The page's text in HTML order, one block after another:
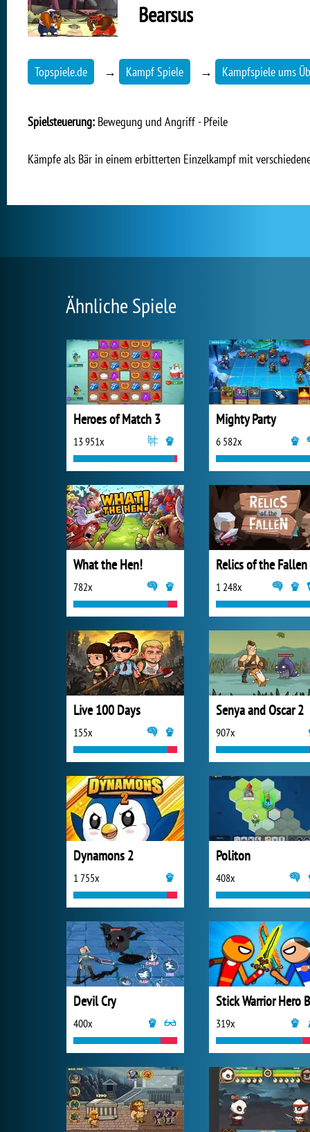
Bearsus
Topspiele.de → Kampf Spiele → Kampfspiele ums
Spielsteuerung: Bewegung und Angriff - Pfeile
Kämpfe als Bär in einem erbitterten Einzelkampf mit
Ähnliche Spiele
Heroes of Match 3
13 951x
Mighty Party
6 582x
What the Hen!
782x
Relics of the Fallen
1 248x
Live 100 Days
155x
Senya and Oscar 2
907x
Dynamons 2
1 755x
Politon
408x
Devil Cry
400x 319x